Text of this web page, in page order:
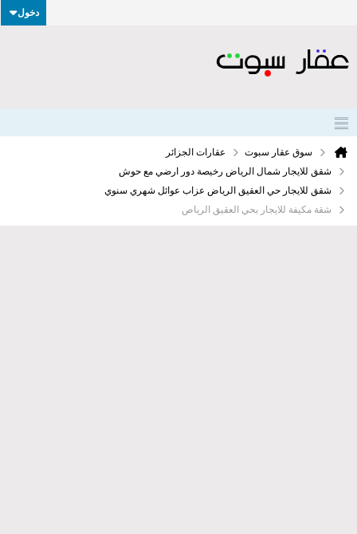
دخول
سوق عقار سبوت
عقارات الجزائر
شقق للايجار شمال الرياض رخيصة دور ارضي مع حوش
شقق للايجار حي العقيق الرياض عزاب عوائل شهري سنوي
شقة مكيفة للايجار بحي العقيق الرياص